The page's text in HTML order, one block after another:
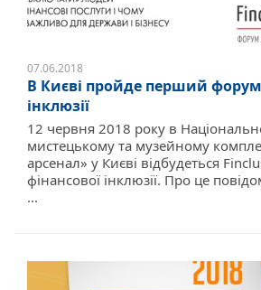
07.06.2018
В Києві пройде перший форум
інклюзії
12 червня 2018 року в
мистецькому та музейному
арсенал» у Києві відбудеться
фінансової інклюзії. Про це
...